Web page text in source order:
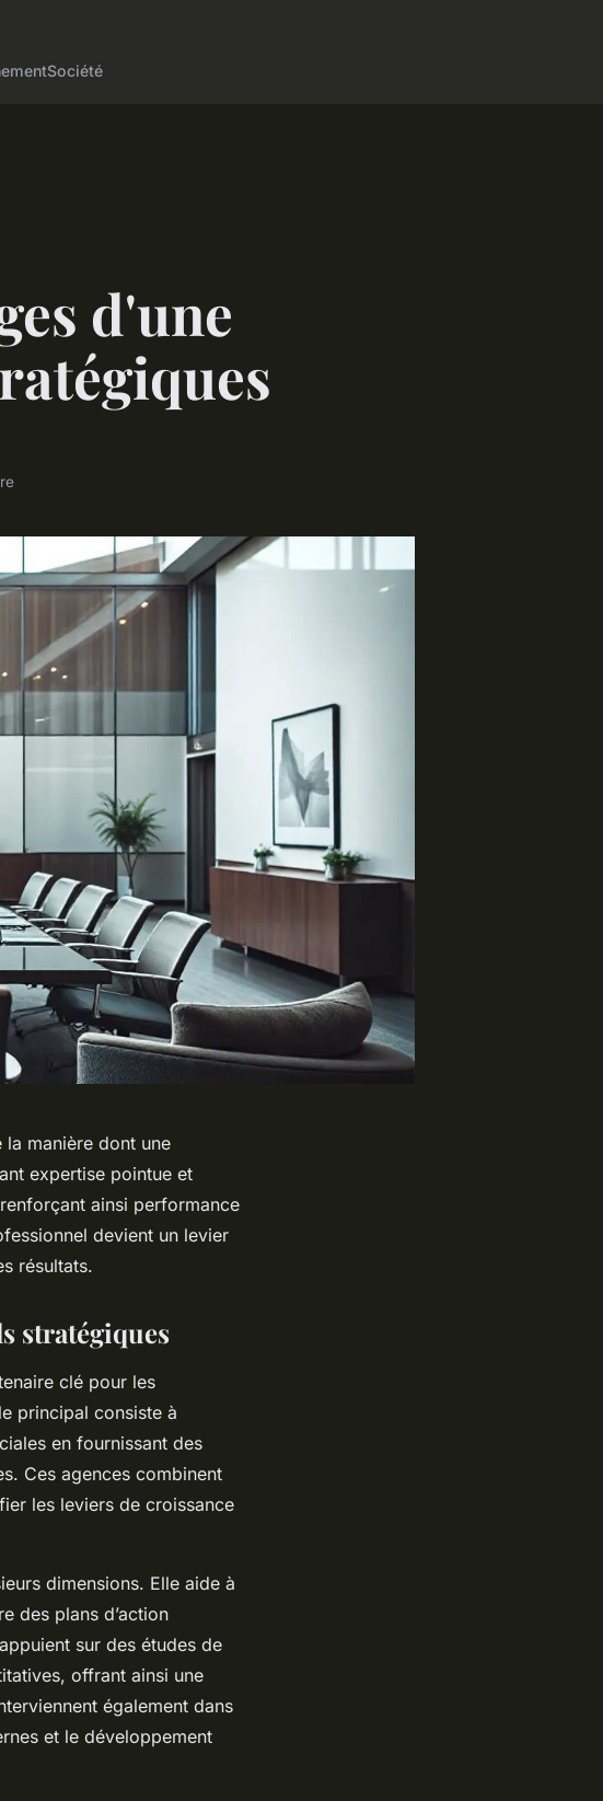
Société
d'une
la manière dont une
expertise pointue et
ainsi performance
devient un levier
résultats.
stratégiques
clé pour les
principal consiste à
en fournissant des
Ces agences combinent
les leviers de croissance
dimensions. Elle aide à
des plans d’action
sur des études de
offrant ainsi une
également dans
et le développement